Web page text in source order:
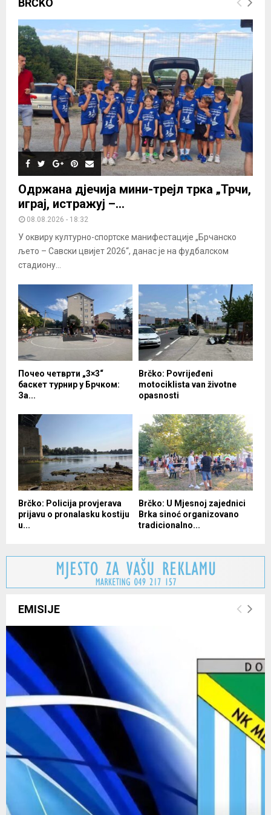
Одржана дјечија мини-трејл трка „Трчи,
играј, истражуј –...
08.08.2026 - 18:32
У оквиру културно-спортске манифестације „Брчанско
љето – Савски цвијет 2026“, данас је на фудбалском
стадиону...
Почео четврти „3×3“
баскет турнир у Брчком:
За...
Brčko: Povrijeđeni
motociklista van životne
opasnosti
Brčko: Policija provjerava
prijavu o pronalasku kostiju
u...
Brčko: U Mjesnoj zajednici
Brka sinoć organizovano
tradicionalno...
EMISIJE